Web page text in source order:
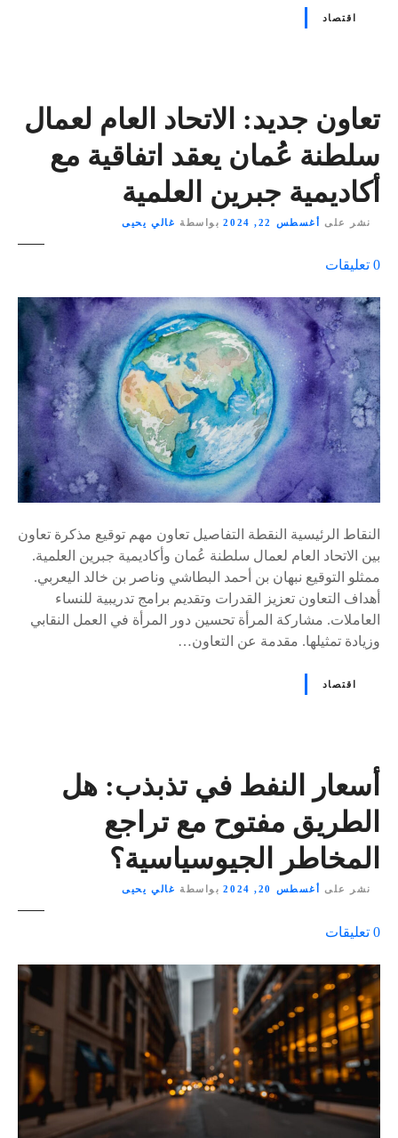
اقتصاد
تعاون جديد: الاتحاد العام لعمال
سلطنة عُمان يعقد اتفاقية مع
أكاديمية جبرين العلمية
نشر على أغسطس 22, 2024 بواسطة غالي يحيى
0 تعليقات
ى
٪
s
النقاط الرئيسية النقطة التفاصيل تعاون مهم توقيع مذكرة تعاون
بين الاتحاد العام لعمال سلطنة عُمان وأكاديمية جبرين العلمية.
ممثلو التوقيع نبهان بن أحمد البطاشي وناصر بن خالد اليعربي.
أهداف التعاون تعزيز القدرات وتقديم برامج تدريبية للنساء
العاملات. مشاركة المرأة تحسين دور المرأة في العمل النقابي
وزيادة تمثيلها. مقدمة عن التعاون…
اقتصاد
أسعار النفط في تذبذب: هل
الطريق مفتوح مع تراجع
المخاطر الجيوسياسية؟
نشر على أغسطس 20, 2024 بواسطة غالي يحيى
0 تعليقات
ى
٪
s